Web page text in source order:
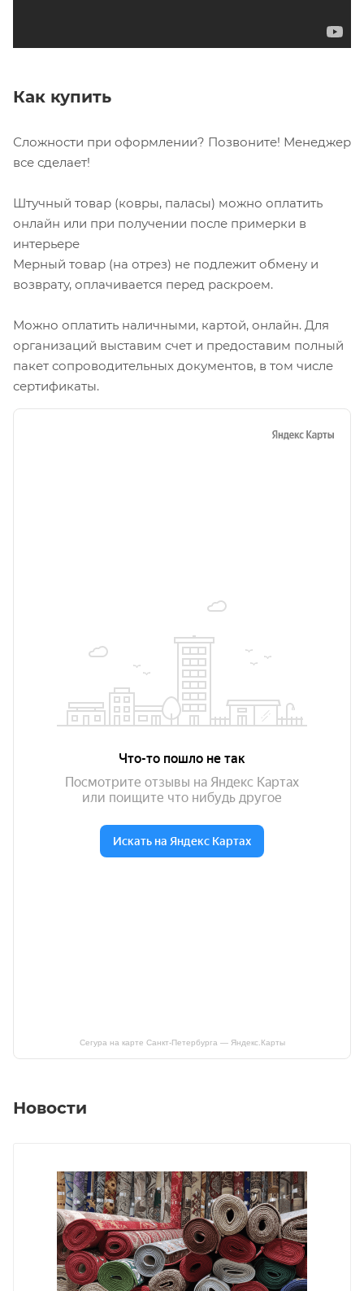
Как купить
Сложности при оформлении? Позвоните! Менеджер
все сделает!
Штучный товар (ковры, паласы) можно оплатить
онлайн или при получении после примерки в
Мерный товар (на отрез) не подлежит обмену и
возврату, оплачивается перед раскроем.
Можно оплатить наличными, картой, онлайн. Для
организаций выставим счет и предоставим полный
пакет сопроводительных документов, в том числе
Сегура на карте Санкт‑Петербурга — Яндекс.Карты
Новости